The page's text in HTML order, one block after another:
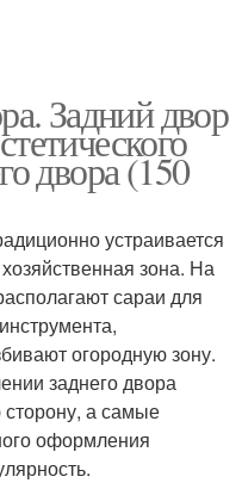
Задний двор
двора (150
устраивается
зона. На
сараи для
огородную зону.
заднего двора
а самые
оформления